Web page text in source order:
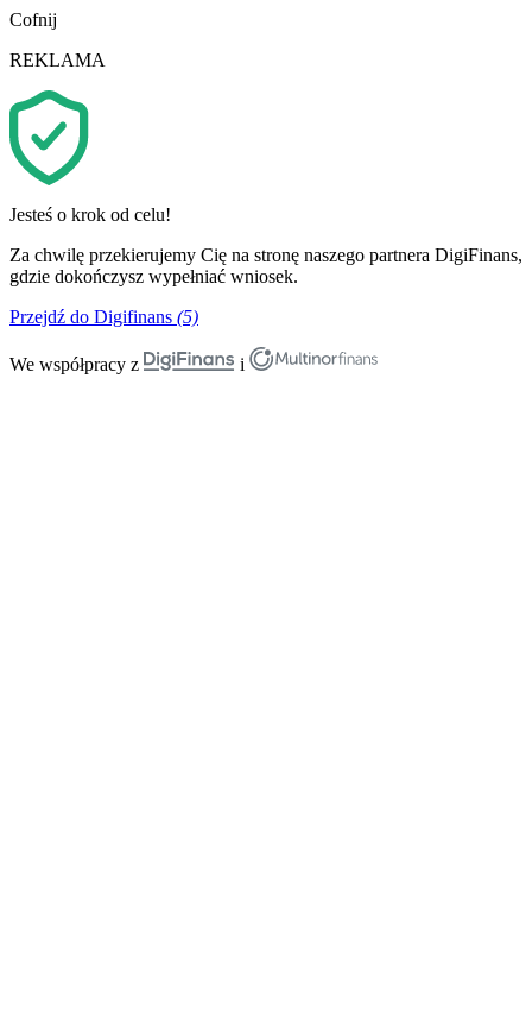
Cofnij
REKLAMA
Jesteś o krok od celu!
Za chwilę przekierujemy Cię na stronę naszego partnera DigiFinans,
gdzie dokończysz wypełniać wniosek.
Przejdź do Digifinans (5)
We współpracy z i